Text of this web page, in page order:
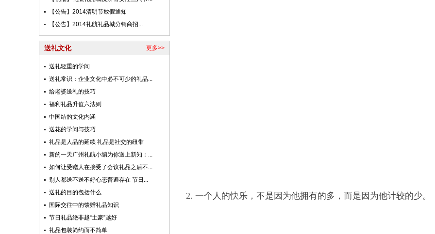
【公告】2014清明节放假通知
【公告】2014礼航礼品城分销商招...
更多>>
送礼文化
送礼轻重的学问
送礼常识：企业文化中必不可少的礼品...
给老婆送礼的技巧
福利礼品升值六法则
中国结的文化内涵
送花的学问与技巧
礼品是人品的延续 礼品是社交的纽带
新的一天广州礼航小编为你送上新知：...
如何让受赠人在接受了会议礼品之后不...
别人都送不送不好心态普遍存在 节日...
送礼的目的包括什么
国际交往中的馈赠礼品知识
节日礼品绝非越“土豪”越好
礼品包装简约而不简单
2. 一个人的快乐，不是因为他拥有的多，而是因为他计较的少